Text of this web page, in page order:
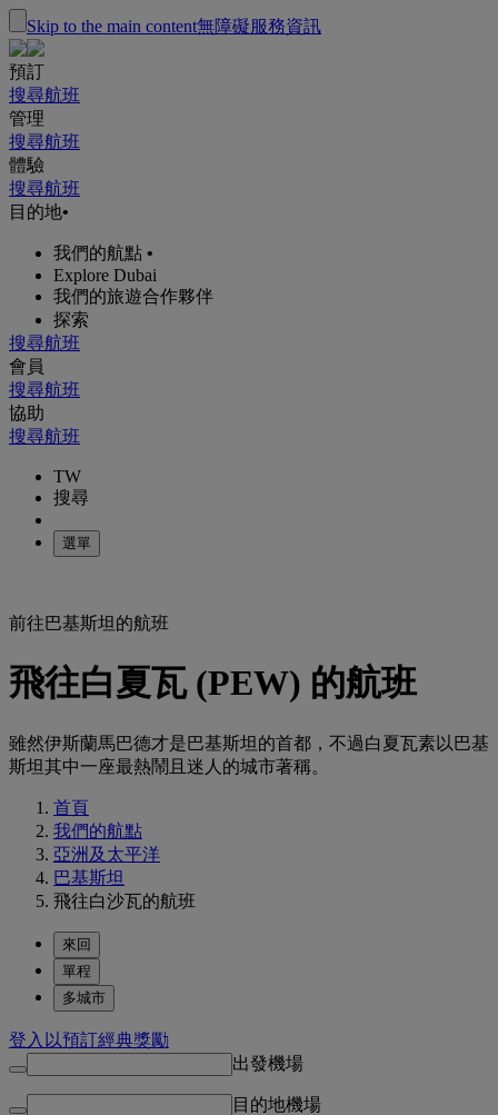
Skip to the main content無障礙服務資訊
預訂
搜尋航班
管理
搜尋航班
體驗
搜尋航班
目的地•
我們的航點 •
Explore Dubai
我們的旅遊合作夥伴
探索
搜尋航班
會員
搜尋航班
協助
搜尋航班
TW
搜尋
選單
前往巴基斯坦的航班
飛往白夏瓦 (PEW) 的航班
雖然伊斯蘭馬巴德才是巴基斯坦的首都，不過白夏瓦素以巴基
斯坦其中一座最熱鬧且迷人的城市著稱。
首頁
我們的航點
亞洲及太平洋
巴基斯坦
飛往白沙瓦的航班
來回
單程
多城市
登入以預訂經典獎勵
出發機場
目的地機場